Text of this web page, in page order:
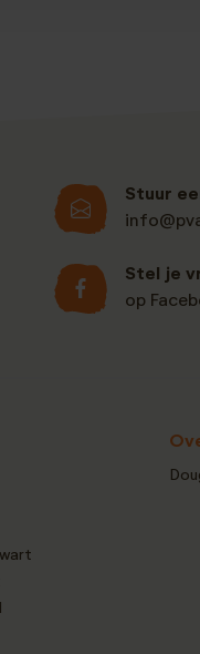
Stuur
Stel je
op